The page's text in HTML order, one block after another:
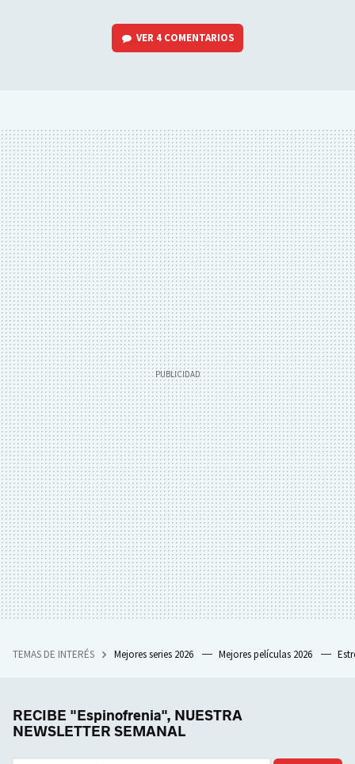
VER 4 COMENTARIOS
TEMAS DE INTERÉS Mejores series 2026 Mejores películas 2026
RECIBE "Espinofrenia", NUESTRA
NEWSLETTER SEMANAL